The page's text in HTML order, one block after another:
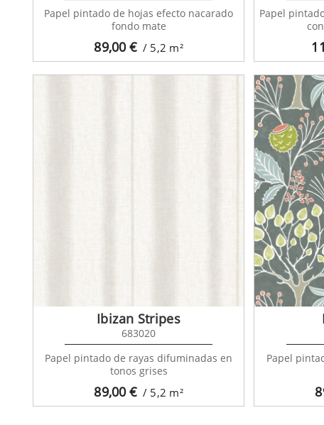
89,00€ / 5,2 m²
Papel pintado de hojas efecto nacarado
fondo mate
Papel
89,00€ / 5,2 m²
Ibizan Stripes
683020
Papel pintado de rayas difuminadas en
tonos grises
Papel